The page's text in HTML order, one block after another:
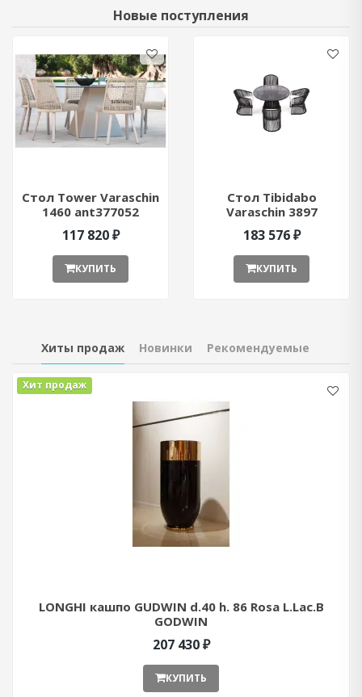
Новые поступления
Стол Tower Varaschin
1460 ant377052
117 820 ₽
КУПИТЬ
Стол Tibidabo
Varaschin 3897
ant377051
183 576 ₽
КУПИТЬ
Хиты продаж Новинки Рекомендуемые
Хит продаж
LONGHI кашпо GUDWIN d.40 h. 86 Rosa L.Lac.B
GODWIN
207 430 ₽
КУПИТЬ